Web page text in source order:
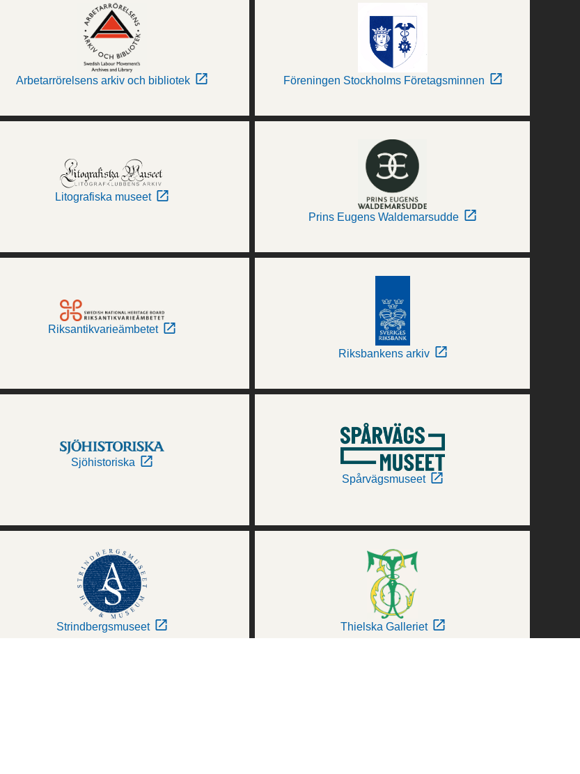
Arbetarrörelsens arkiv och bibliotek Föreningen Stockholms Företagsminnen
Litografiska museet
Prins Eugens Waldemarsudde
Riksantikvarieämbetet
Riksbankens arkiv
Sjöhistoriska
Spårvägsmuseet
Strindbergsmuseet Thielska Galleriet